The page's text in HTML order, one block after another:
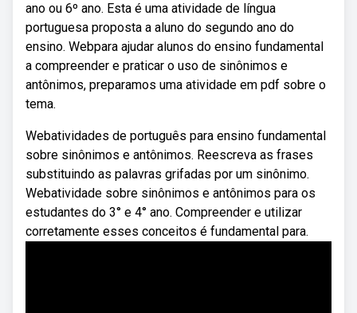
ano ou 6º ano. Esta é uma atividade de língua
portuguesa proposta a aluno do segundo ano do
ensino. Webpara ajudar alunos do ensino fundamental
a compreender e praticar o uso de sinônimos e
antônimos, preparamos uma atividade em pdf sobre o
tema.
Webatividades de português para ensino fundamental
sobre sinônimos e antônimos. Reescreva as frases
substituindo as palavras grifadas por um sinônimo.
Webatividade sobre sinônimos e antônimos para os
estudantes do 3° e 4° ano. Compreender e utilizar
corretamente esses conceitos é fundamental para.